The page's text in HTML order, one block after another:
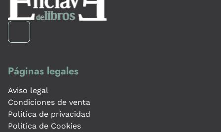
Páginas legales
Aviso legal
Condiciones de venta
Política de privacidad
Política de Cookies